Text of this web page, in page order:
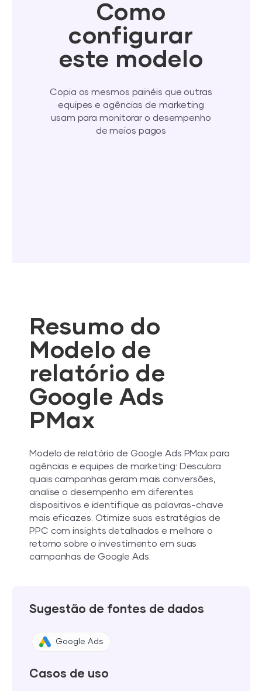
Como
configurar
este modelo
Copia os mesmos painéis que outras
equipes e agências de marketing
usam para monitorar o desempenho
de meios pagos
Resumo do
Modelo de
relatório de
Google Ads
PMax
Modelo de relatório de Google Ads PMax para
agências e equipes de marketing: Descubra
quais campanhas geram mais conversões,
analise o desempenho em diferentes
dispositivos e identifique as palavras-chave
mais eficazes. Otimize suas estratégias de
PPC com insights detalhados e melhore o
retorno sobre o investimento em suas
campanhas de Google Ads.
Sugestão de fontes de dados
Google Ads
Casos de uso